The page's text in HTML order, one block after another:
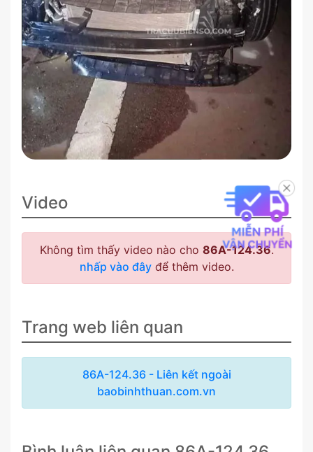
Video
Không tìm thấy video nào cho 86A-124.36.
nhấp vào đâyđể thêm video.
Trang web liên quan
86A-124.36 - Liên kết ngoài
baobinhthuan.com.vn